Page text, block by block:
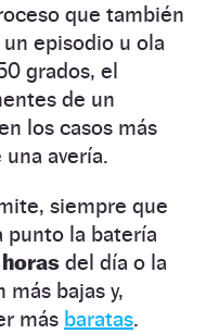
que también
episodio u ola
grados, el
de un
los casos más
avería.
siempre que
punto la batería
del día o la
más bajas y,
más baratas.